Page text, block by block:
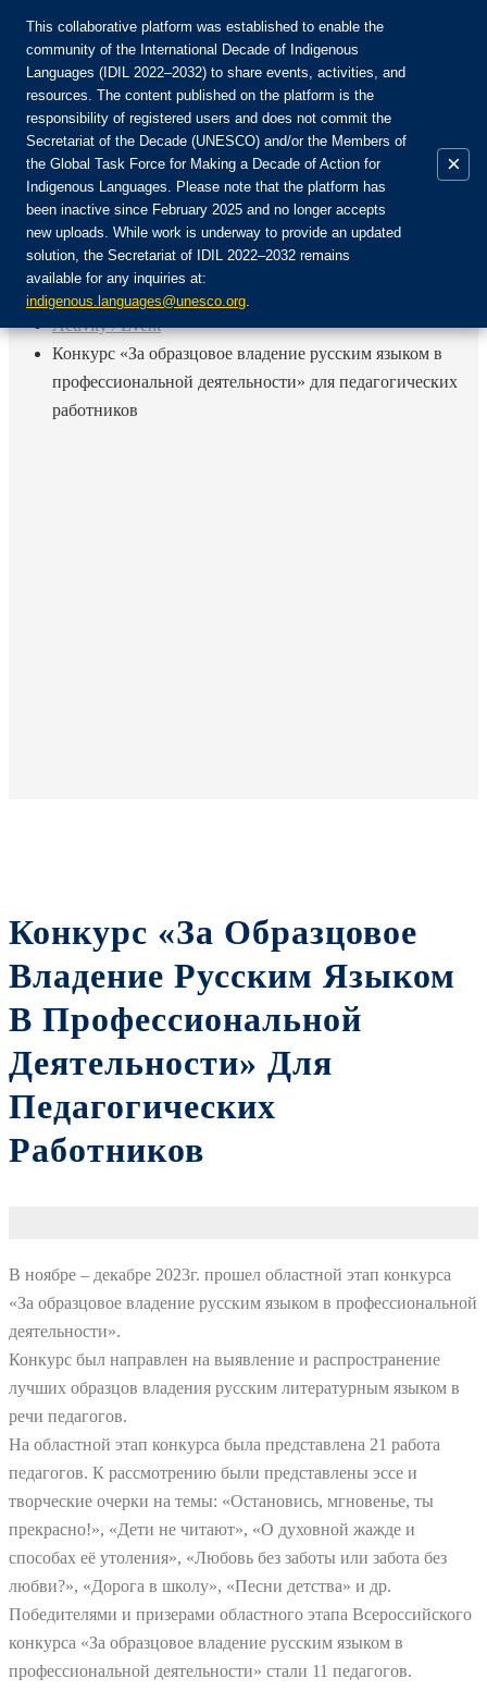
Присоединяйтесь к сообществу:
Авторизоваться
EN
FR
Назад
Activity / Event
Конкурс «За образцовое владение русским языком в
профессиональной деятельности» для педагогических
работников
Конкурс «За Образцовое
Владение Русским Языком
В Профессиональной
Деятельности» Для
Педагогических
Работников
В ноябре – декабре 2023г. прошел областной этап конкурса
«За образцовое владение русским языком в профессиональной
деятельности».
Конкурс был направлен на выявление и распространение
лучших образцов владения русским литературным языком в
речи педагогов.
На областной этап конкурса была представлена 21 работа
педагогов. К рассмотрению были представлены эссе и
творческие очерки на темы: «Остановись, мгновенье, ты
прекрасно!», «Дети не читают», «О духовной жажде и
способах её утоления», «Любовь без заботы или забота без
любви?», «Дорога в школу», «Песни детства» и др.
Победителями и призерами областного этапа Всероссийского
конкурса «За образцовое владение русским языком в
профессиональной деятельности» стали 11 педагогов.
This collaborative platform was established to enable the
community of the International Decade of Indigenous
Languages (IDIL 2022–2032) to share events, activities, and
resources. The content published on the platform is the
responsibility of registered users and does not commit the
Secretariat of the Decade (UNESCO) and/or the Members of
the Global Task Force for Making a Decade of Action for
Indigenous Languages. Please note that the platform has
been inactive since February 2025 and no longer accepts
new uploads. While work is underway to provide an updated
solution, the Secretariat of IDIL 2022–2032 remains
available for any inquiries at:
indigenous.languages@unesco.org.
×